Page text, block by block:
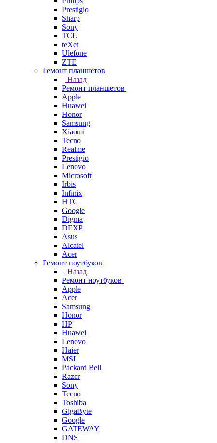
Prestigio
Sharp
Sony
TCL
teXet
Ulefone
ZTE
Ремонт планшетов
Назад
Ремонт планшетов
Apple
Huawei
Honor
Samsung
Xiaomi
Tecno
Realme
Prestigio
Lenovo
Microsoft
Irbis
Infinix
HTC
Google
Digma
DEXP
Asus
Alcatel
Acer
Ремонт ноутбуков
Назад
Ремонт ноутбуков
Apple
Acer
Samsung
Honor
HP
Huawei
Lenovo
Haier
MSI
Packard Bell
Razer
Sony
Tecno
Toshiba
GigaByte
Google
GATEWAY
DNS